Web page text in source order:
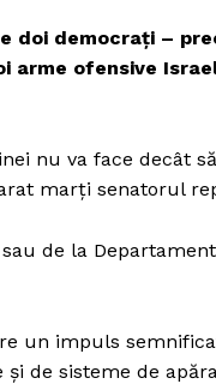
doi democrați –
arme ofensive
nu va face decât
marți senatorul
de la
un impuls
de sisteme de